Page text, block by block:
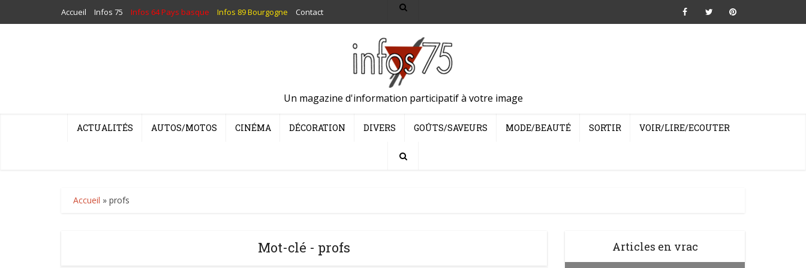
Accueil Infos 75 Infos 64 Pays basque Infos 89 Bourgogne Contact
Un magazine d'information participatif à votre image
ACTUALITÉS AUTOS/MOTOS CINÉMA DÉCORATION DIVERS GOÛTS/SAVEURS MODE/BEAUTÉ SORTIR VOIR/LIRE/ECOUTER
Accueil » profs
Mot-clé - profs Articles en vrac